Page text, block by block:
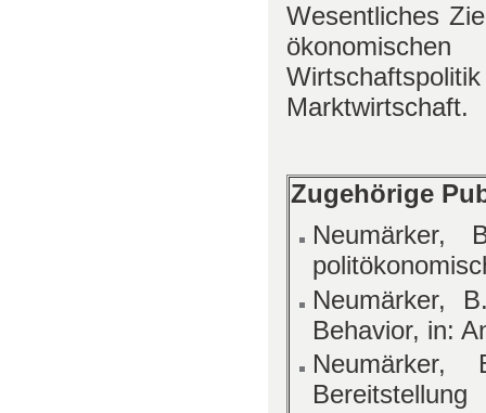
Wesentliches
Marktwirtschaft.
Zugehörige
Neumärker,
Neumärker,
Behavior, in: